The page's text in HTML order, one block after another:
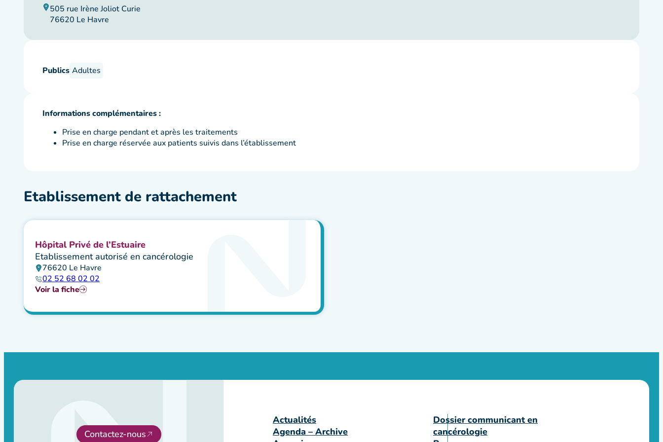
505 rue Irène Joliot Curie
76620 Le Havre
Publics Adultes
Informations complémentaires :
Prise en charge pendant et après les traitements
Prise en charge réservée aux patients suivis dans l’établissement
Etablissement de rattachement
Hôpital Privé de l’Estuaire
Etablissement autorisé en cancérologie
76620 Le Havre
02 52 68 02 02
Voir la fiche
Contactez-nous
Actualités
Agenda – Archive
Dossier communicant en
cancérologie